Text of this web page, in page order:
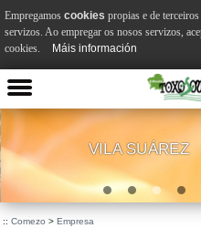
VILA SUÁREZ
:: Comezo > Empresa
Empregamos cookies propias e de
servizos. Ao empregar os nosos servizos,
cookies.
Máis información